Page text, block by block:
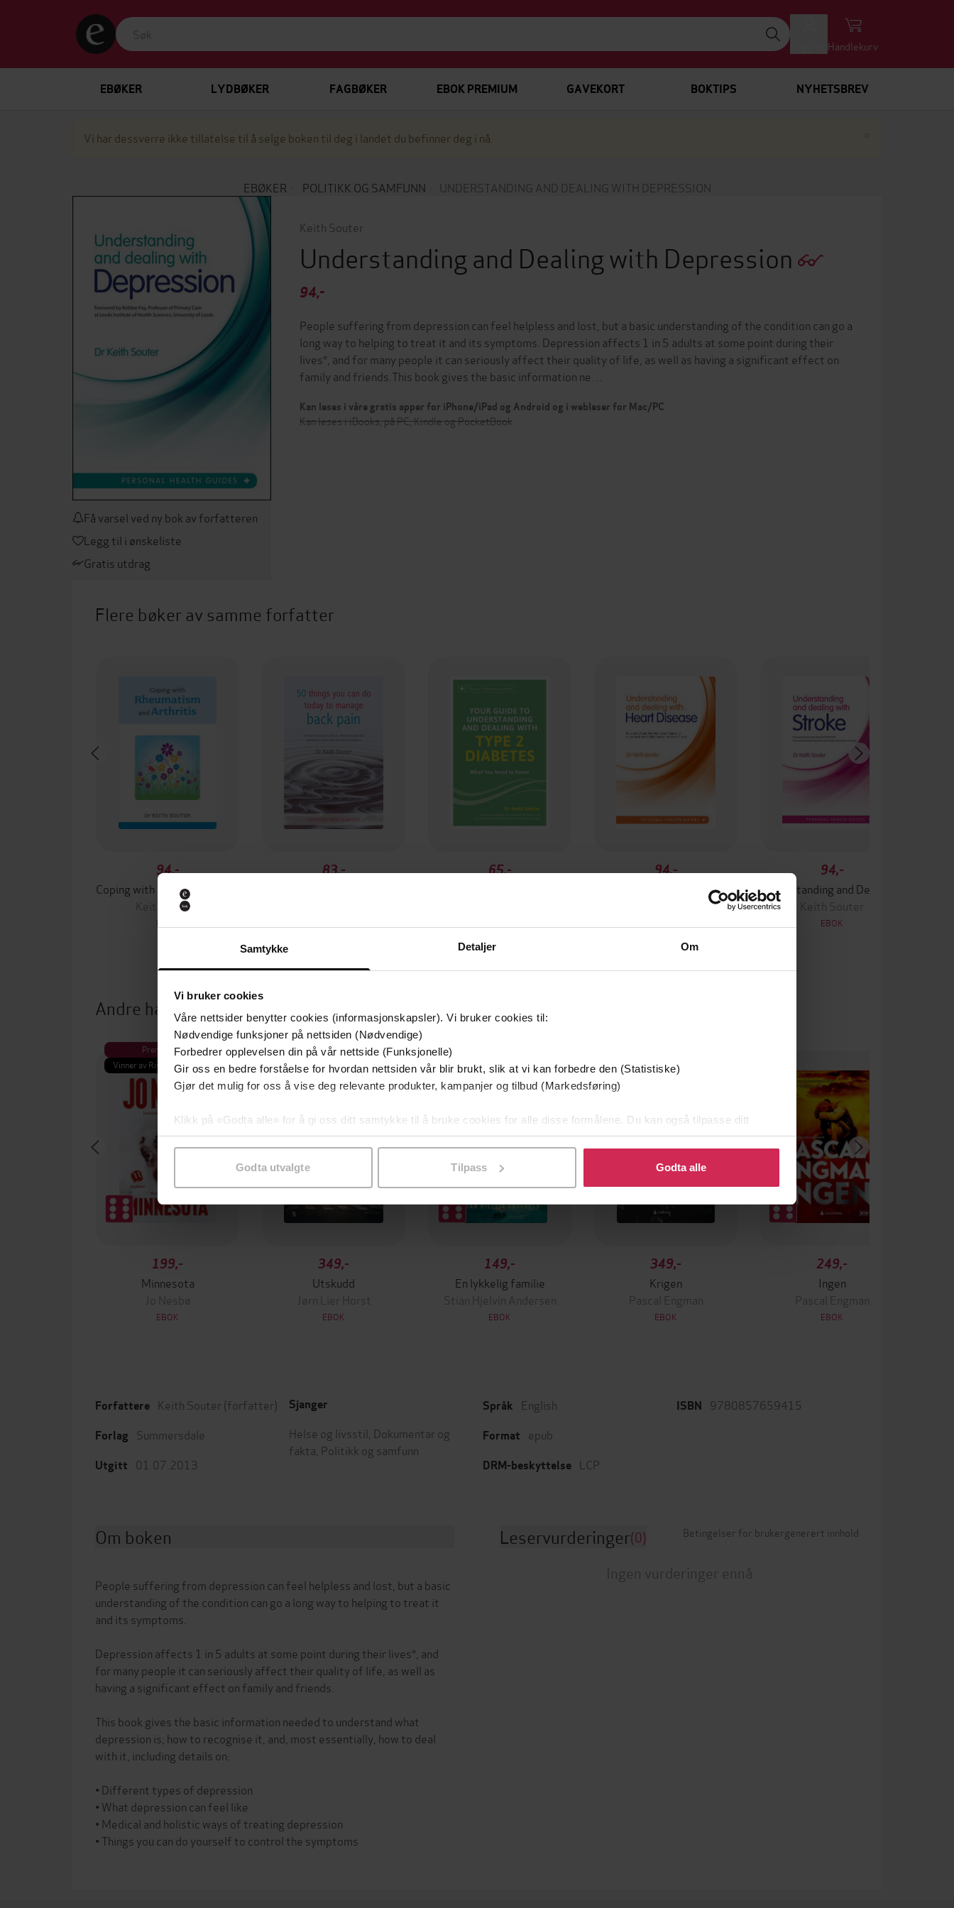
Samtykke Detaljer Om
Vi bruker cookies
Våre nettsider benytter cookies (informasjonskapsler). Vi bruker cookies til:
Nødvendige funksjoner på nettsiden (Nødvendige)
Forbedrer opplevelsen din på vår nettside (Funksjonelle)
Gir oss en bedre forståelse for hvordan nettsiden vår blir brukt, slik at vi kan forbedre den (Statistiske)
Gjør det mulig for oss å vise deg relevante produkter, kampanjer og tilbud (Markedsføring)
Klikk på «Godta alle» for å gi oss ditt samtykke til å bruke cookies for alle disse formålene. Du kan også tilpasse ditt
samtykke til spesifikke formål ved å klikke på «Tilpass». Du kan når som helst trekke tilbake eller endre ditt samtykke.
Godta utvalgte Tilpass Godta alle
Handlekurv
EBØKER LYDBØKER FAGBØKER EBOK PREMIUM GAVEKORT BOKTIPS NYHETSBREV
Vi har dessverre ikke tillatelse til å selge boken til deg i landet du befinner deg i nå.
EBØKER POLITIKK OG SAMFUNN UNDERSTANDING AND DEALING WITH DEPRESSION
Få varsel ved ny bok av forfatteren
Legg til i ønskeliste
Gratis utdrag
Keith Souter
Understanding and Dealing with Depression
94,-
People suffering from depression can feel helpless and lost, but a basic understanding of the condition can go a
long way to helping to treat it and its symptoms. Depression affects 1 in 5 adults at some point during their
lives*, and for many people it can seriously affect their quality of life, as well as having a significant effect on
family and friends.This book gives the basic information ne…
Kan leses i våre gratis apper for iPhone/iPad og Android og i webleser for Mac/PC
Kan leses i iBooks, på PC, Kindle og PocketBook
Flere bøker av samme forfatter
94,-
Keith Souter
EBOK
83,-
65,-
94,-
94,-
Keith Souter
EBOK
Andre har også kjøpt
Premium
Vinner av Rivertonprisen
199,-
Minnesota
Jo Nesbø
EBOK
Premium
Første gang på tilbud
349,-
Utskudd
Jørn Lier Horst
EBOK
Premium
149,-
En lykkelig familie
Stian Hjelvin Andersen
EBOK
349,-
Krigen
Pascal Engman
EBOK
249,-
Ingen
Pascal Engman
EBOK
Forfattere Keith Souter (forfatter)
Forlag Summersdale
Utgitt 01.07.2013
Sjanger
Helse og livsstil
Dokumentar og
fakta Politikk og samfunn
Språk English
Format epub
DRM-beskyttelse LCP
ISBN 9780857659415
Om boken
People suffering from depression can feel helpless and lost, but a basic
understanding of the condition can go a long way to helping to treat it
and its symptoms.
Depression affects 1 in 5 adults at some point during their lives*, and
for many people it can seriously affect their quality of life, as well as
having a significant effect on family and friends.
This book gives the basic information needed to understand what
depression is, how to recognise it, and, most essentially, how to deal
with it, including details on:
• Different types of depression
• What depression can feel like
• Medical and holistic ways of treating depression
• Things you can do yourself to control the symptoms
Leservurderinger(0) Betingelser for brukergenerert innhold
Ingen vurderinger ennå